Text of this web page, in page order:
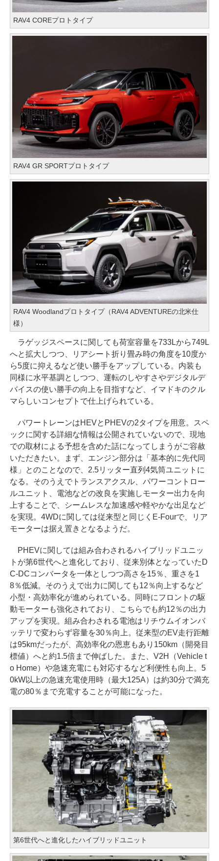
RAV4 COREプロトタイプ
RAV4 GR SPORTプロトタイプ
RAV4 Woodlandプロトタイプ（RAV4 ADVENTUREの北米仕
様）
ラゲッジスペースに関しても荷室容量を733Lから749L
へと拡大しつつ、リアシート折り畳み時の角度を10度か
ら5度に抑えるなど使い勝手をアップしている。内装も
同様に水平基調としつつ、運転のしやすさやデジタルデ
バイスの使い勝手の向上を目指すなど、イマドキのクル
マらしいコンセプトで仕上げられている。
パワートレーンはHEVとPHEVの2タイプを用意。スペ
ックに関する詳細な情報は公開されていないので、現地
での取材による予想を含めた話になってしまうがご容赦
いただきたい。まず、エンジン部分は「基本的に先代同
様」とのことなので、2.5リッター直列4気筒ユニットに
なる。そのうえでトランスアクスル、パワーコントロー
ルユニット、電池などの改良を実施しモーター出力を向
上することで、シームレスな加速感や軽やかな出足など
を実現。4WDに関しては従来型と同じくE-Fourで、リア
モーターは据え置きとなるようだ。
PHEVに関しては組み合わされるハイブリッドユニッ
トが第6世代へと進化しており、従来別体となっていたD
C-DCコンバータを一体としつつ高さを15％、重さを1
8％低減。そのうえで出力に関しても12％向上するなど
小型・高効率化が進められている。同時にフロントの駆
動モーターも強化されており、こちらでも約12％の出力
アップを実現。組み合わされる電池はリチウムイオンバ
ッテリで変わらず容量を30％向上。従来型のEV走行距離
は95kmだったが、高効率化の恩恵もあり150km（開発目
標値）へと約1.5倍まで伸ばした。また、V2H（Vehicle t
o Home）や急速充電にも対応するなど利便性も向上。5
0kW以上の急速充電使用時（最大125A）は約30分で満充
電の80％まで充電することが可能になった。
第6世代へと進化したハイブリッドユニット